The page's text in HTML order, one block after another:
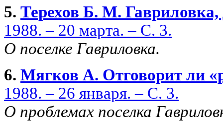
5. Терехов Б. М.
1988. – 20 марта. – С. 3.
О поселке Гавриловка.
6. Мягков А. Отговорит ли
1988. – 26 января. – С. 3.
О проблемах поселка